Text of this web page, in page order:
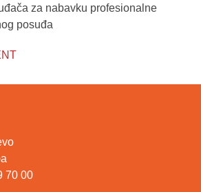
za nabavku profesionalne
posuđa
70 00